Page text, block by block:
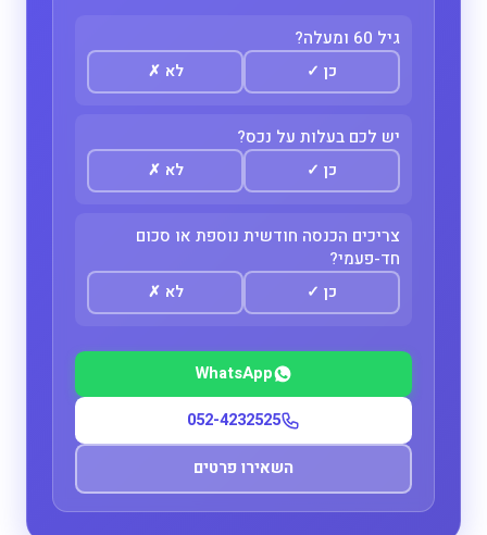
גיל 60 ומעלה?
כן ✓ לא ✗
יש לכם בעלות על נכס?
כן ✓ לא ✗
צריכים הכנסה חודשית נוספת או סכום
חד-פעמי?
כן ✓ לא ✗
WhatsApp
052-4232525
השאירו פרטים